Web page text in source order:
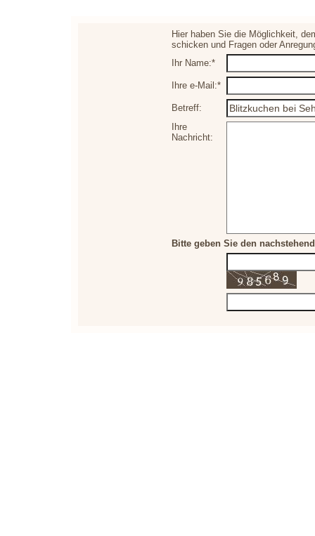
Hier haben Sie die Möglichkeit,
schicken und Fragen oder
Ihr Name:*
Ihre e-Mail:*
Betreff:
Ihre
Nachricht:
Bitte geben Sie den